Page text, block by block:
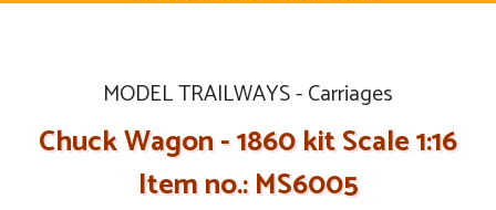
MODEL TRAILWAYS - Carriages
Chuck Wagon - 1860 kit Scale 1:16
Item no.: MS6005